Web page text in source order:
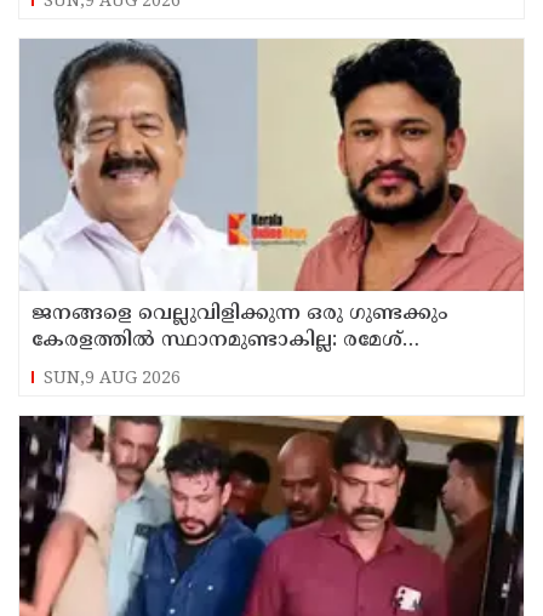
ജനങ്ങളെ വെല്ലുവിളിക്കുന്ന ഒരു ഗുണ്ടക്കും
കേരളത്തില്‍ സ്ഥാനമുണ്ടാകില്ല: രമേശ്
ചെന്നിത്തല
SUN,9 AUG 2026